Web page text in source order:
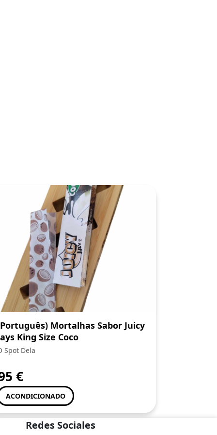
Mortalhas Sabor Juicy
King Size Coco
Spot Dela
€
ACONDICIONADO
Redes Sociales